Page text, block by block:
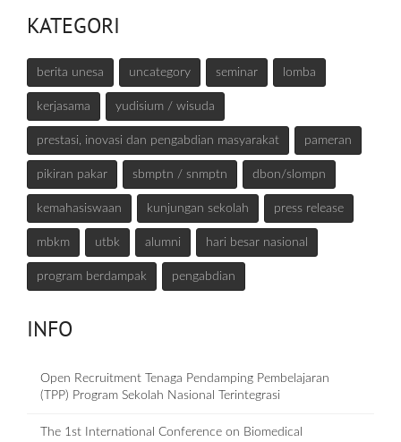
KATEGORI
berita unesa uncategory seminar lomba
kerjasama yudisium / wisuda
prestasi, inovasi dan pengabdian masyarakat pameran
pikiran pakar sbmptn / snmptn dbon/slompn
kemahasiswaan kunjungan sekolah press release
mbkm utbk alumni hari besar nasional
program berdampak pengabdian
INFO
Open Recruitment Tenaga Pendamping Pembelajaran
(TPP) Program Sekolah Nasional Terintegrasi
The 1st International Conference on Biomedical